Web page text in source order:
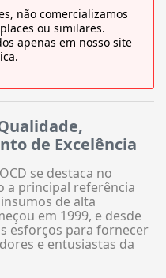
não comercializamos
ou similares.
apenas em nosso site
de Excelência
se destaca no
a principal referência
de alta
em 1999, e desde
esforços para fornecer
e entusiastas da